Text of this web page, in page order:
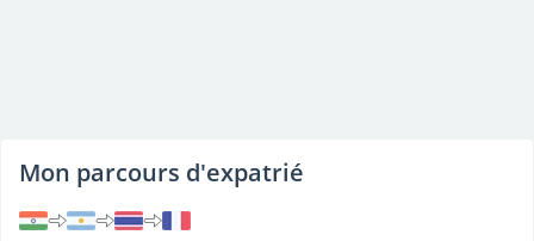
Mon parcours d'expatrié